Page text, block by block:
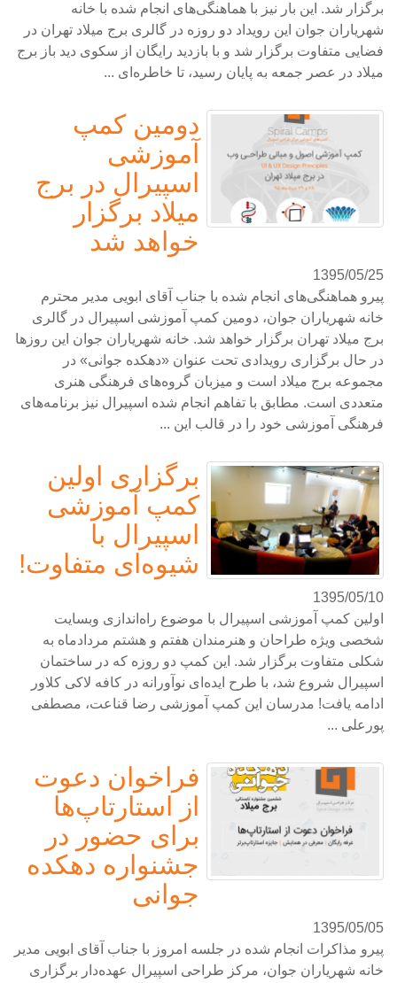
برگزار شد. این بار نیز با هماهنگی‌های انجام شده با خانه
شهریاران جوان این رویداد دو روزه در گالری برج میلاد تهران در
فضایی متفاوت برگزار شد و با بازدید رایگان از سکوی دید باز برج
میلاد در عصر جمعه به پایان رسید، تا خاطره‌ای ...
دومین کمپ
آموزشی
اسپیرال در برج
میلاد برگزار
خواهد شد
1395/05/25
پیرو هماهنگی‌های انجام شده با جناب آقای ابویی مدیر محترم
خانه شهریاران جوان، دومین کمپ آموزشی اسپیرال در گالری
برج میلاد تهران برگزار خواهد شد. خانه شهریاران جوان این روزها
در حال برگزاری رویدادی تحت عنوان «دهکده جوانی» در
مجموعه برج میلاد است و میزبان گروه‌های فرهنگی هنری
متعددی است. مطابق با تفاهم انجام شده اسپیرال نیز برنامه‌های
فرهنگی آموزشی خود را در قالب این ...
برگزاری اولین
کمپ آموزشی
اسپیرال با
شیوه‌ای متفاوت!
1395/05/10
اولین کمپ آموزشی اسپیرال با موضوع راه‌اندازی وبسایت
شخصی ویژه طراحان و هنرمندان هفتم و هشتم مردادماه به
شکلی متفاوت برگزار شد. این کمپ دو روزه که در ساختمان
اسپیرال شروع شد، با طرح ایده‌ای نوآورانه در کافه لاکی کلاور
ادامه یافت! مدرسان این کمپ آموزشی رضا قناعت، مصطفی
پورعلی ...
فراخوان دعوت
از استارتاپ‌ها
برای حضور در
جشنواره دهکده
جوانی
1395/05/05
پیرو مذاکرات انجام شده در جلسه امروز با جناب آقای ابویی مدیر
خانه شهریاران جوان، مرکز طراحی اسپیرال عهده‌دار برگزاری